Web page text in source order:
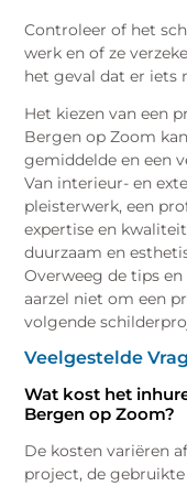
Controleer of het
werk en of ze
het geval dat er iets
Het kiezen van een
Bergen op Zoom
gemiddelde en een
Van interieur- en
pleisterwerk, een
expertise en
duurzaam en
Overweeg de tips
aarzel niet om een
volgende
Veelgestelde
Wat kost het
Bergen op Zoom?
De kosten variëren
project, de